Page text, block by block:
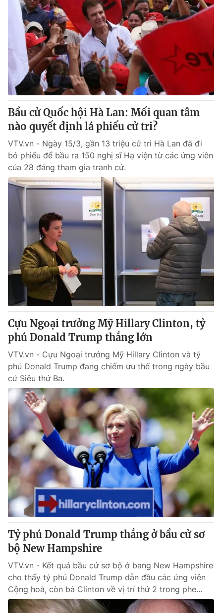
Bầu cử Quốc hội Hà Lan: Mối quan tâm
nào quyết định lá phiếu cử tri?
VTV.vn - Ngày 15/3, gần 13 triệu cử tri Hà Lan đã đi
bỏ phiếu để bầu ra 150 nghị sĩ Hạ viện từ các ứng viên
của 28 đảng tham gia tranh cử.
Cựu Ngoại trưởng Mỹ Hillary Clinton, tỷ
phú Donald Trump thắng lớn
VTV.vn - Cựu Ngoại trưởng Mỹ Hillary Clinton và tỷ
phú Donald Trump đang chiếm ưu thế trong ngày bầu
cử Siêu thứ Ba.
Tỷ phú Donald Trump thắng ở bầu cử sơ
bộ New Hampshire
VTV.vn - Kết quả bầu cử sơ bộ ở bang New Hampshire
cho thấy tỷ phú Donald Trump dẫn đầu các ứng viên
Cộng hoà, còn bà Clinton về vị trí thứ 2 trong phe...